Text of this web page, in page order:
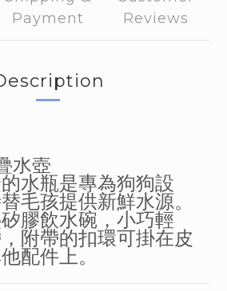
Payment
Reviews
水壺
水瓶是專為狗狗設
毛孩提供新鮮水源。
膠飲水碗，小巧輕
附帶的扣環可掛在皮
配件上。